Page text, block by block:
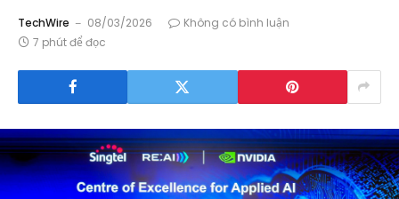
TechWire 08/03/2026
Không có bình luận
7 phút để đọc